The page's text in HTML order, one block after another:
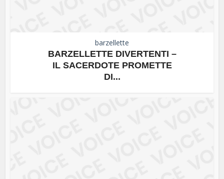
barzellette
BARZELLETTE DIVERTENTI –
IL SACERDOTE PROMETTE
DI...